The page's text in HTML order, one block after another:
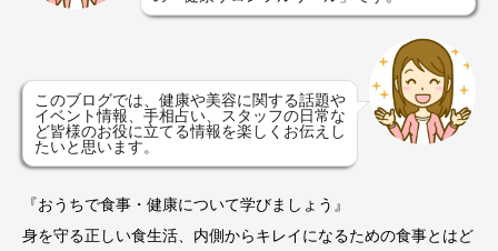
このブログでは、健康や美容に関する話題や
イベント情報、手相占い、スタッフの日常な
ど皆様のお役に立てる情報を楽しくお伝えし
たいと思います。
『おうちで食事・健康について学びましょう』
身を守る正しい食生活、内側からキレイになるための食事とはど